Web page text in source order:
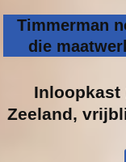
Timmerman
die
Inloopkast
Zeeland,